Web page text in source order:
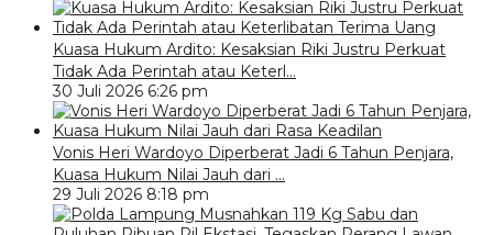
Kuasa Hukum Ardito: Kesaksian Riki Justru Perkuat
Tidak Ada Perintah atau Keterl…
30 Juli 2026 6:26 pm
Vonis Heri Wardoyo Diperberat Jadi 6 Tahun Penjara,
Kuasa Hukum Nilai Jauh dari …
29 Juli 2026 8:18 pm